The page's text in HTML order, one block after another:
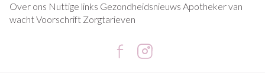
Over ons Nuttige links Gezondheidsnieuws Apotheker van
wachtVoorschrift Zorgtarieven